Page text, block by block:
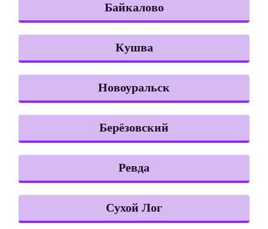
Байкалово
Кушва
Новоуральск
Берёзовский
Ревда
Сухой Лог